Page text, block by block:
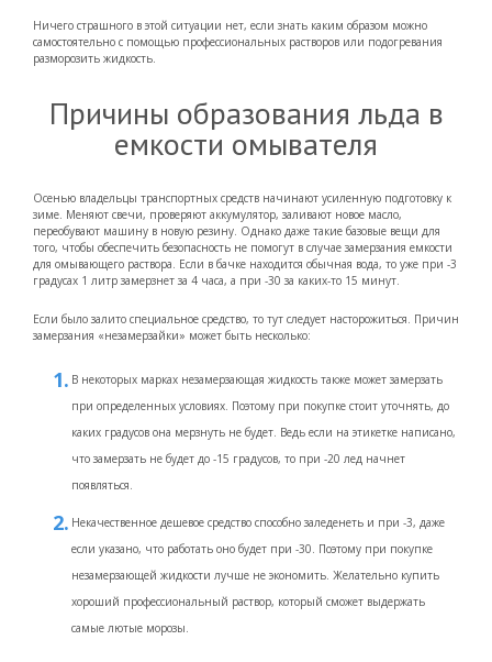
Ничего страшного в этой ситуации нет, если знать каким образом можно
самостоятельно с помощью профессиональных растворов или подогревания
разморозить жидкость.
Причины образования льда в
емкости омывателя
Осенью владельцы транспортных средств начинают усиленную подготовку к
зиме. Меняют свечи, проверяют аккумулятор, заливают новое масло,
переобувают машину в новую резину. Однако даже такие базовые вещи для
того, чтобы обеспечить безопасность не помогут в случае замерзания емкости
для омывающего раствора. Если в бачке находится обычная вода, то уже при -3
градусах 1 литр замерзнет за 4 часа, а при -30 за каких-то 15 минут.
Если было залито специальное средство, то тут следует насторожиться. Причин
замерзания «незамерзайки» может быть несколько:
В некоторых марках незамерзающая жидкость также может замерзать
при определенных условиях. Поэтому при покупке стоит уточнять, до
каких градусов она мерзнуть не будет. Ведь если на этикетке написано,
что замерзать не будет до -15 градусов, то при -20 лед начнет
появляться.
Некачественное дешевое средство способно заледенеть и при -3, даже
если указано, что работать оно будет при -30. Поэтому при покупке
незамерзающей жидкости лучше не экономить. Желательно купить
хороший профессиональный раствор, который сможет выдержать
самые лютые морозы.